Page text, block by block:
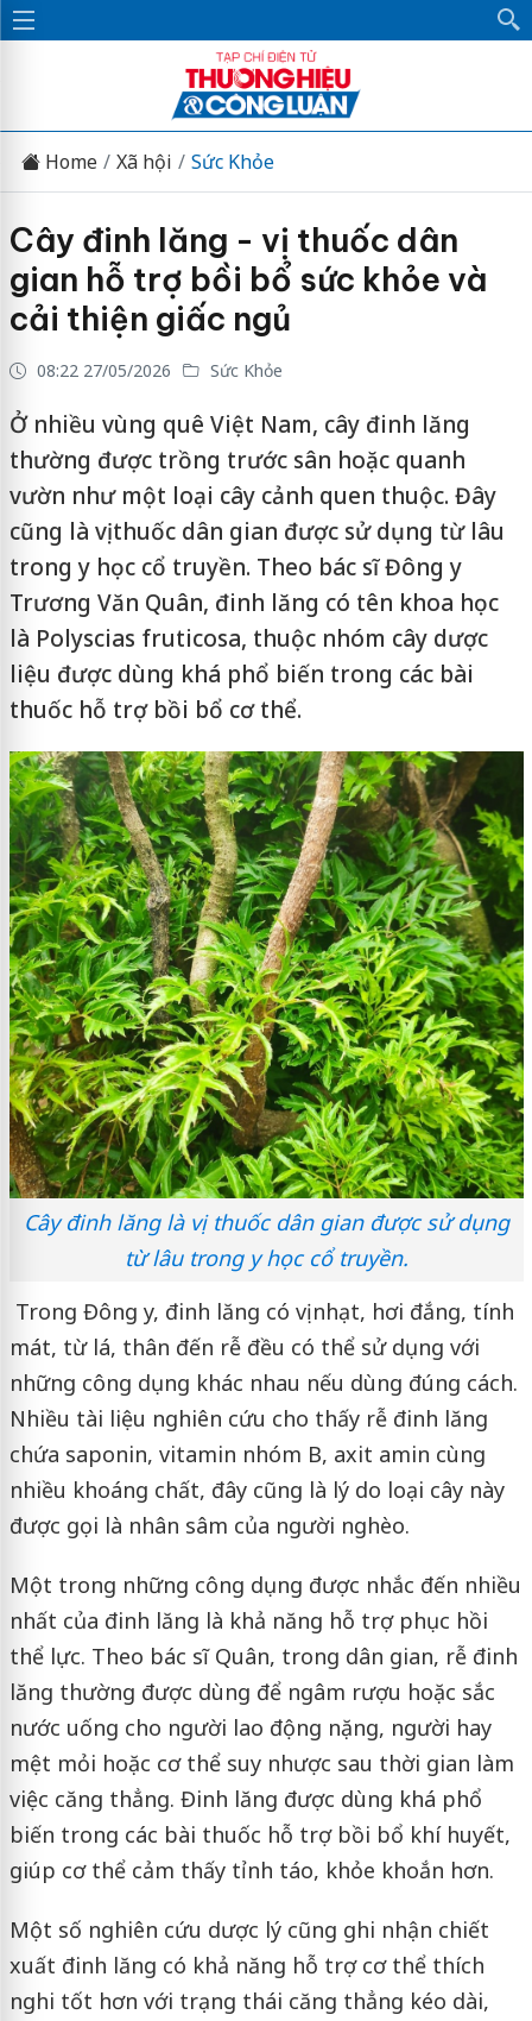
Home Xã hội Sức Khỏe
Cây đinh lăng - vị thuốc dân
gian hỗ trợ bồi bổ sức khỏe và
cải thiện giấc ngủ
08:22 27/05/2026 Sức Khỏe
Ở nhiều vùng quê Việt Nam, cây đinh lăng
thường được trồng trước sân hoặc quanh
vườn như một loại cây cảnh quen thuộc. Đây
cũng là vị thuốc dân gian được sử dụng từ lâu
trong y học cổ truyền. Theo bác sĩ Đông y
Trương Văn Quân, đinh lăng có tên khoa học
là Polyscias fruticosa, thuộc nhóm cây dược
liệu được dùng khá phổ biến trong các bài
thuốc hỗ trợ bồi bổ cơ thể.
Cây đinh lăng là vị thuốc dân gian được sử dụng
từ lâu trong y học cổ truyền.
Trong Đông y, đinh lăng có vị nhạt, hơi đắng, tính
mát, từ lá, thân đến rễ đều có thể sử dụng với
những công dụng khác nhau nếu dùng đúng cách.
Nhiều tài liệu nghiên cứu cho thấy rễ đinh lăng
chứa saponin, vitamin nhóm B, axit amin cùng
nhiều khoáng chất, đây cũng là lý do loại cây này
được gọi là nhân sâm của người nghèo.
Một trong những công dụng được nhắc đến nhiều
nhất của đinh lăng là khả năng hỗ trợ phục hồi
thể lực. Theo bác sĩ Quân, trong dân gian, rễ đinh
lăng thường được dùng để ngâm rượu hoặc sắc
nước uống cho người lao động nặng, người hay
mệt mỏi hoặc cơ thể suy nhược sau thời gian làm
việc căng thẳng. Đinh lăng được dùng khá phổ
biến trong các bài thuốc hỗ trợ bồi bổ khí huyết,
giúp cơ thể cảm thấy tỉnh táo, khỏe khoắn hơn.
Một số nghiên cứu dược lý cũng ghi nhận chiết
xuất đinh lăng có khả năng hỗ trợ cơ thể thích
nghi tốt hơn với trạng thái căng thẳng kéo dài,